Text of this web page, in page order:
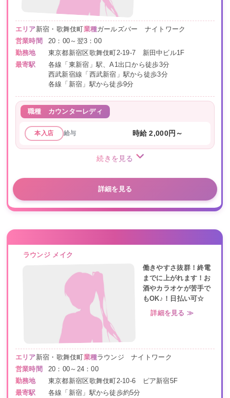
エリア新宿・歌舞伎町業種ガールズバー ナイトワーク
営業時間
20：00～翌3：00
勤務地
東京都新宿区歌舞伎町2-19-7 新田中ビル1F
最寄駅
各線「東新宿」駅、A1出口から徒歩3分
西武新宿線「西武新宿」駅から徒歩3分
各線「新宿」駅から徒歩9分
職種 カウンターレディ
本入店 給与 時給 2,000円～
続きを見る
詳細を見る
ラウンジ メイク
働きやすさ抜群！終電
までに上がれます！お
酒やカラオケが苦手で
もOK♪！日払い可☆
詳細を見る ≫
エリア新宿・歌舞伎町業種ラウンジ ナイトワーク
営業時間
20：00～24：00
勤務地
東京都新宿区歌舞伎町2-10-6 ピア新宿5F
最寄駅
各線「新宿」駅から徒歩約5分